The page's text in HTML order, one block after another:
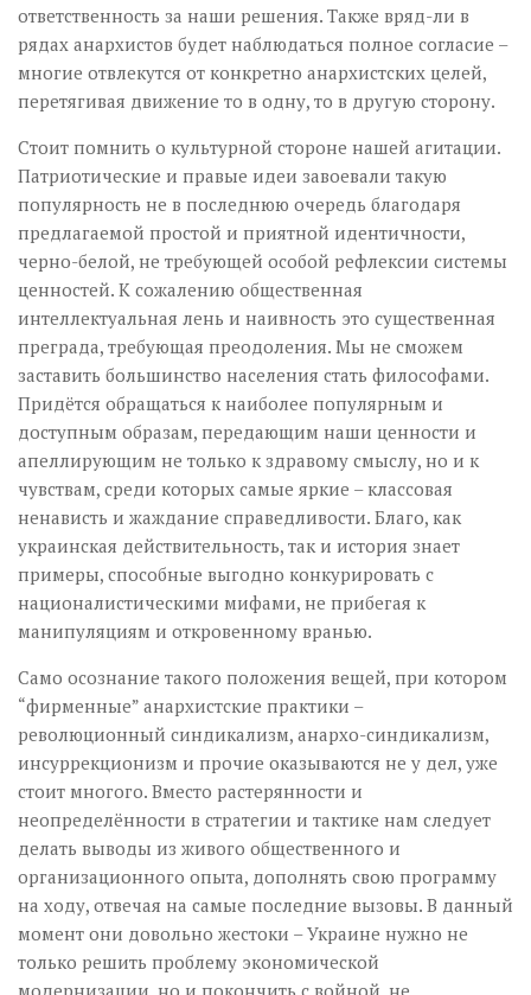
ответственность за наши решения. Также вряд-ли в
рядах анархистов будет наблюдаться полное согласие –
многие отвлекутся от конкретно анархистских целей,
перетягивая движение то в одну, то в другую сторону.
Стоит помнить о культурной стороне нашей агитации.
Патриотические и правые идеи завоевали такую
популярность не в последнюю очередь благодаря
предлагаемой простой и приятной идентичности,
черно-белой, не требующей особой рефлексии системы
ценностей. К сожалению общественная
интеллектуальная лень и наивность это существенная
преграда, требующая преодоления. Мы не сможем
заставить большинство населения стать философами.
Придётся обращаться к наиболее популярным и
доступным образам, передающим наши ценности и
апеллирующим не только к здравому смыслу, но и к
чувствам, среди которых самые яркие – классовая
ненависть и жаждание справедливости. Благо, как
украинская действительность, так и история знает
примеры, способные выгодно конкурировать с
националистическими мифами, не прибегая к
манипуляциям и откровенному вранью.
Само осознание такого положения вещей, при котором
“фирменные” анархистские практики –
революционный синдикализм, анархо-синдикализм,
инсуррекционизм и прочие оказываются не у дел, уже
стоит многого. Вместо растерянности и
неопределённости в стратегии и тактике нам следует
делать выводы из живого общественного и
организационного опыта, дополнять свою программу
на ходу, отвечая на самые последние вызовы. В данный
момент они довольно жестоки – Украине нужно не
только решить проблему экономической
модернизации, но и покончить с войной, не